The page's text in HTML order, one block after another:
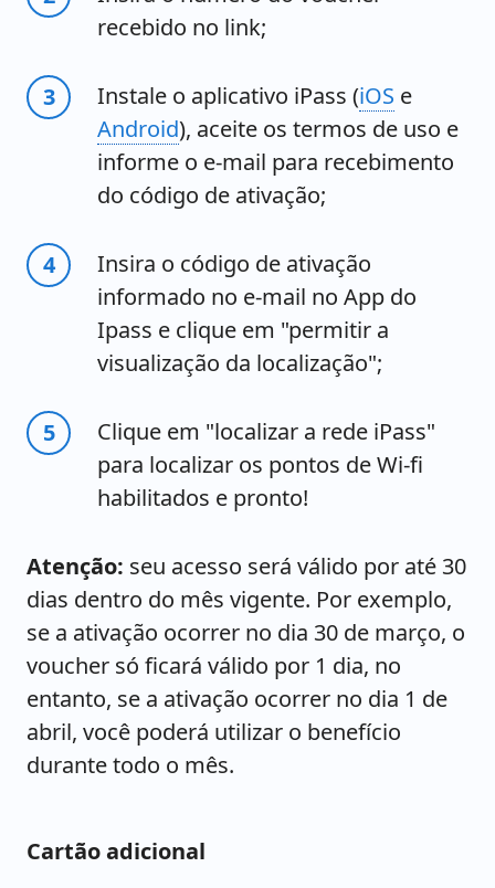
recebido no link;
Instale o aplicativo iPass (iOS e
Android), aceite os termos de uso e
informe o e-mail para recebimento
do código de ativação;
Insira o código de ativação
informado no e-mail no App do
Ipass e clique em "permitir a
visualização da localização";
Clique em "localizar a rede iPass"
para localizar os pontos de Wi-fi
habilitados e pronto!
Atenção: seu acesso será válido por até 30
dias dentro do mês vigente. Por exemplo,
se a ativação ocorrer no dia 30 de março, o
voucher só ficará válido por 1 dia, no
entanto, se a ativação ocorrer no dia 1 de
abril, você poderá utilizar o benefício
durante todo o mês.
Cartão adicional